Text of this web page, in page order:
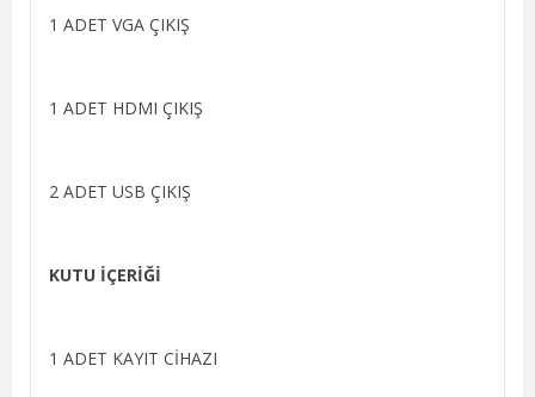
1 ADET VGA ÇIKIŞ
1 ADET HDMI ÇIKIŞ
2 ADET USB ÇIKIŞ
KUTU İÇERİĞİ
1 ADET KAYIT CİHAZI